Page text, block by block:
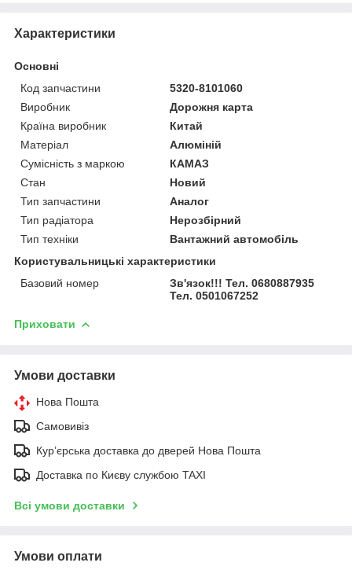
Характеристики
Основні
Код запчастини
5320-8101060
Виробник
Дорожня карта
Країна виробник
Китай
Матеріал
Алюміній
Сумісність з маркою
КАМАЗ
Стан
Новий
Тип запчастини
Аналог
Тип радіатора
Нерозбірний
Тип техніки
Вантажний автомобіль
Користувальницькі характеристики
Базовий номер
Зв'язок!!! Тел. 0680887935
Тел. 0501067252
Приховати
Умови доставки
Нова Пошта
Самовивіз
Курʼєрська доставка до дверей Нова Пошта
Доставка по Києву службою TAXI
Всі умови доставки
Умови оплати